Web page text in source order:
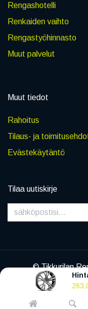
Rengashotelli
Renkaiden vaihto
Rengastyöhinnasto
Muut palvelut
Muut tiedot
Rahoitus
Tilaus- ja
Evästekäytäntö
Tilaa uutiskirje
© Tikkurilan
|